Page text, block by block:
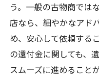
う。一般の古物商では
店なら、細やかなアド
め、安心して依頼する
の還付金に関しても、
スムーズに進めること